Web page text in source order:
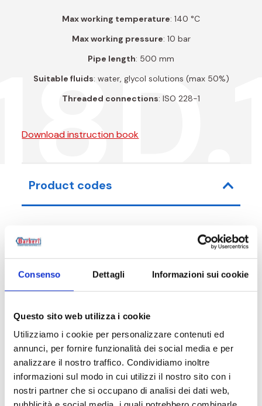
Consenso Dettagli Informazioni sui cookie
Questo sito web utilizza i cookie
Utilizziamo i cookie per personalizzare contenuti ed
annunci, per fornire funzionalità dei social media e per
analizzare il nostro traffico. Condividiamo inoltre
informazioni sul modo in cui utilizzi il nostro sito con i
nostri partner che si occupano di analisi dei dati web,
Max working temperature: 140 °C
Max working pressure: 10 bar
Pipe length: 500 mm
Suitable fluids: water, glycol solutions (max 50%)
Threaded connections: ISO 228-1
Download instruction book
Product codes
Item code Size
18D0200001 G 3/4 F
Description
Documentation